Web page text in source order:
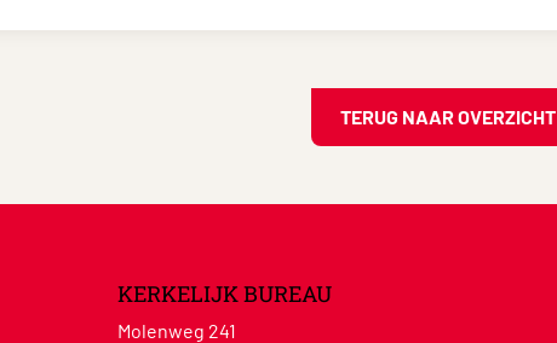
TERUG NAAR OVERZICHT
KERKELIJK BUREAU
Molenweg 241